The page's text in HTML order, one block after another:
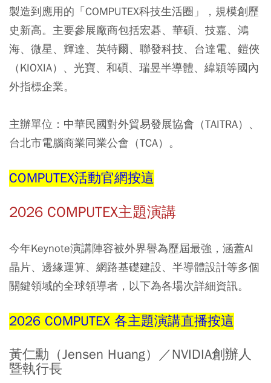
製造到應用的「COMPUTEX科技生活圈」，規模創歷
史新高。主要參展廠商包括宏碁、華碩、技嘉、鴻
海、微星、輝達、英特爾、聯發科技、台達電、鎧俠
（KIOXIA）、光寶、和碩、瑞昱半導體、緯穎等國內
外指標企業。
主辦單位：中華民國對外貿易發展協會（TAITRA）、
台北市電腦商業同業公會（TCA）。
COMPUTEX活動官網按這
2026 COMPUTEX主題演講
今年Keynote演講陣容被外界譽為歷屆最強，涵蓋AI
晶片、邊緣運算、網路基礎建設、半導體設計等多個
關鍵領域的全球領導者，以下為各場次詳細資訊。
2026 COMPUTEX 各主題演講直播按這
黃仁勳（Jensen Huang）／NVIDIA創辦人
暨執行長